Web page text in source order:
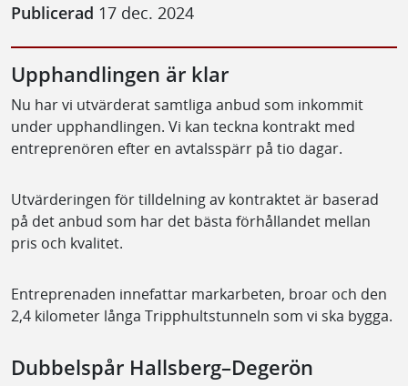
Publicerad 17 dec. 2024
Upphandlingen är klar
Nu har vi utvärderat samtliga anbud som inkommit
under upphandlingen. Vi kan teckna kontrakt med
entreprenören efter en avtalsspärr på tio dagar.
Utvärderingen för tilldelning av kontraktet är baserad
på det anbud som har det bästa förhållandet mellan
pris och kvalitet.
Entreprenaden innefattar markarbeten, broar och den
2,4 kilometer långa Tripphultstunneln som vi ska bygga.
Dubbelspår Hallsberg–Degerön